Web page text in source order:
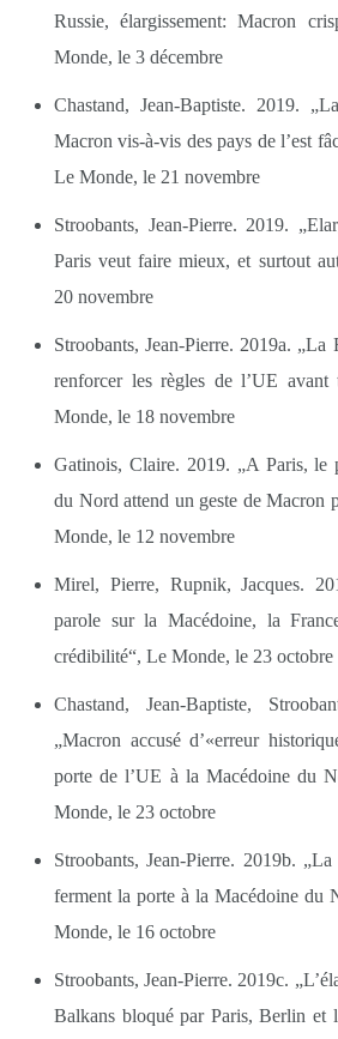
Russie, élargissement: Macron
Monde, le 3 décembre
Chastand, Jean-Baptiste. 2019.
Macron vis-à-vis des pays de l’est
Le Monde, le 21 novembre
Stroobants, Jean-Pierre. 2019.
Paris veut faire mieux, et surtout
20 novembre
Stroobants, Jean-Pierre. 2019a.
renforcer les règles de l’UE avant
Monde, le 18 novembre
Gatinois, Claire. 2019. „A Paris, le
du Nord attend un geste de Macron
Monde, le 12 novembre
Mirel, Pierre, Rupnik, Jacques.
parole sur la Macédoine, la
crédibilité“, Le Monde, le 23 octobre
Chastand, Jean-Baptiste,
„Macron accusé d’«erreur
porte de l’UE à la Macédoine du
Monde, le 23 octobre
Stroobants, Jean-Pierre. 2019b.
ferment la porte à la Macédoine du
Monde, le 16 octobre
Stroobants, Jean-Pierre. 2019c.
Balkans bloqué par Paris, Berlin et